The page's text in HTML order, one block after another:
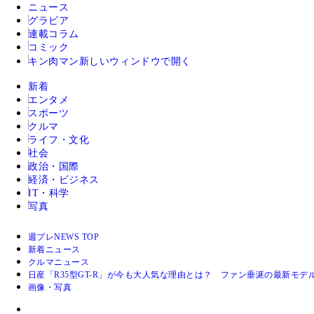
ニュース
グラビア
連載コラム
コミック
キン肉マン 新しいウィンドウで開く
新着
エンタメ
スポーツ
クルマ
ライフ・文化
社会
政治・国際
経済・ビジネス
IT・科学
写真
週プレNEWS TOP
新着ニュース
クルマニュース
日産「R35型GT-R」が今も大人気な理由とは？ ファン垂涎の最新モ
画像・写真